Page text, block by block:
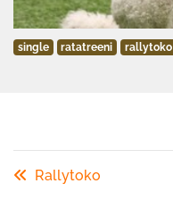
single ratatreeni rallytoko
Rallytoko